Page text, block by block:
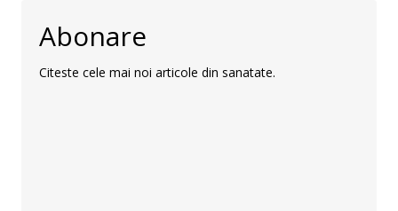
Abonare
Citeste cele mai noi articole din sanatate.